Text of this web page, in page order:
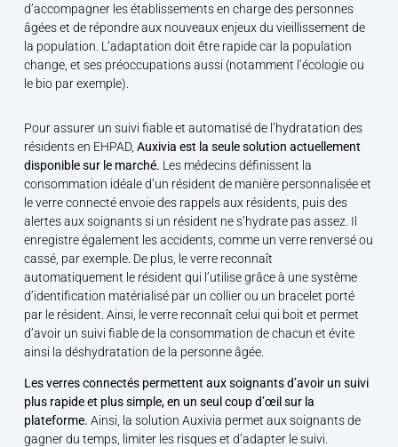
d’accompagner les établissements en charge des personnes
âgées et de répondre aux nouveaux enjeux du vieillissement de
la population. L’adaptation doit être rapide car la population
change, et ses préoccupations aussi (notamment l’écologie ou
le bio par exemple).
Pour assurer un suivi fiable et automatisé de l’hydratation des
résidents en EHPAD, Auxivia est la seule solution actuellement
disponible sur le marché. Les médecins définissent la
consommation idéale d’un résident de manière personnalisée et
le verre connecté envoie des rappels aux résidents, puis des
alertes aux soignants si un résident ne s’hydrate pas assez. Il
enregistre également les accidents, comme un verre renversé ou
cassé, par exemple. De plus, le verre reconnaît
automatiquement le résident qui l’utilise grâce à une système
d’identification matérialisé par un collier ou un bracelet porté
par le résident. Ainsi, le verre reconnaît celui qui boit et permet
d’avoir un suivi fiable de la consommation de chacun et évite
ainsi la déshydratation de la personne âgée.
Les verres connectés permettent aux soignants d’avoir un suivi
plus rapide et plus simple, en un seul coup d’œil sur la
plateforme. Ainsi, la solution Auxivia permet aux soignants de
gagner du temps, limiter les risques et d’adapter le suivi.